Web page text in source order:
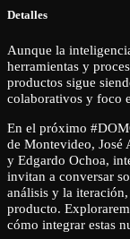
Detalles
Aunque la
herramientas y
productos sigue
colaborativos y foco
En el próximo
de Montevideo, José
y Edgardo Ochoa,
invitan a conversar
análisis y la
producto.
cómo integrar estas